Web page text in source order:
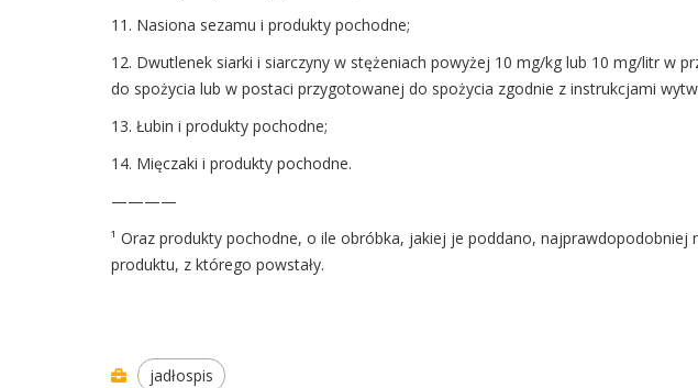
11. Nasiona sezamu i produkty pochodne;
12. Dwutlenek siarki i siarczyny w stężeniach powyżej 10 mg/kg lub 10 mg/litr w
do spożycia lub w postaci przygotowanej do spożycia zgodnie z instrukcjami
13. Łubin i produkty pochodne;
14. Mięczaki i produkty pochodne.
————
¹ Oraz produkty pochodne, o ile obróbka, jakiej je poddano, najprawdopodobniej
produktu, z którego powstały.
jadłospis